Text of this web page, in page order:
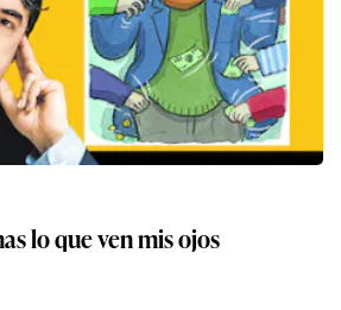
lo que ven mis ojos